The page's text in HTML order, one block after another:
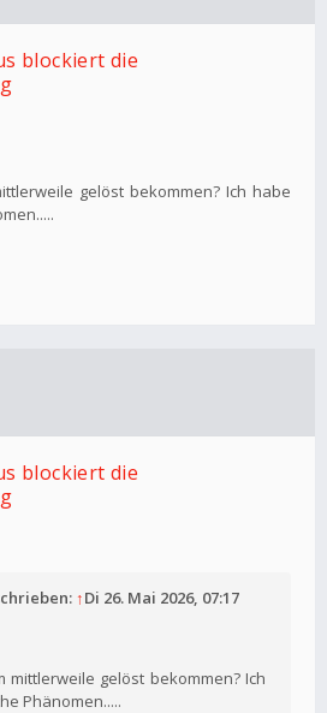
blockiert die
gelöst bekommen? Ich habe
blockiert die
↑Di 26. Mai 2026, 07:17
mittlerweile gelöst bekommen? Ich
Phänomen.....